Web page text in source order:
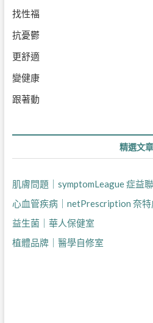
找性福
抗憂鬱
更舒適
變健康
跟著動
精選文章
肌膚問題｜symptomLeague 症益
心血管疾病｜netPrescription 奈
益生菌｜華人保健室
植體品牌｜醫學自修室